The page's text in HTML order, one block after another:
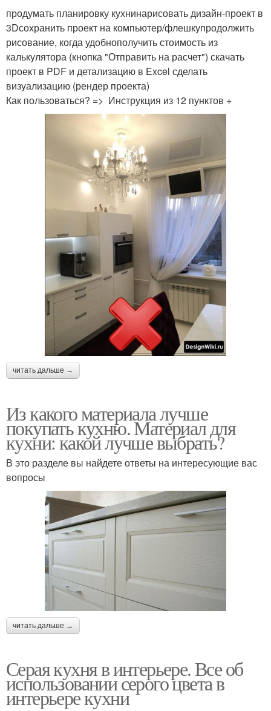
продумать планировку кухнинарисовать дизайн-проект в
3Dсохранить проект на компьютер/флешкупродолжить
рисование, когда удобнополучить стоимость из
калькулятора (кнопка "Отправить на расчет") скачать
проект в PDF и детализацию в Excel сделать
визуализацию (рендер проекта)
Как пользоваться? => Инструкция из 12 пунктов +
читать дальше →
Из какого материала лучше
покупать кухню. Материал для
кухни: какой лучше выбрать?
В это разделе вы найдете ответы на интересующие вас
вопросы
читать дальше →
Серая кухня в интерьере. Все об
использовании серого цвета в
интерьере кухни